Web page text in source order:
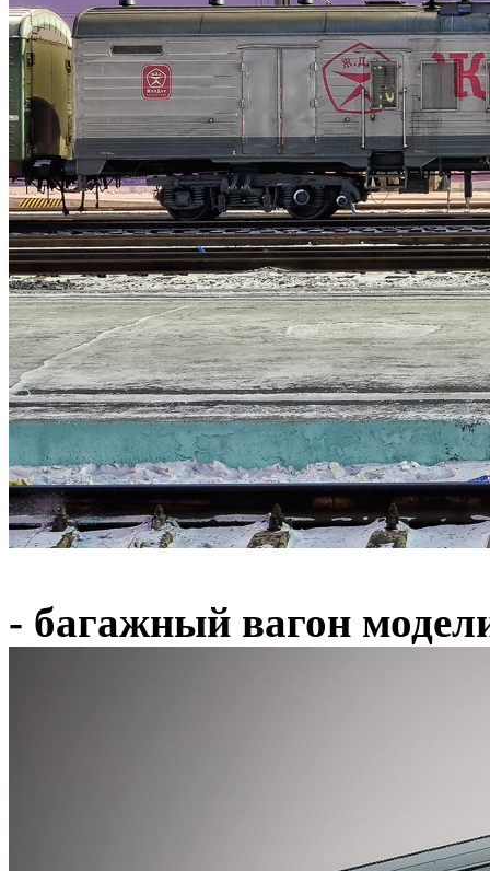
- багажный вагон